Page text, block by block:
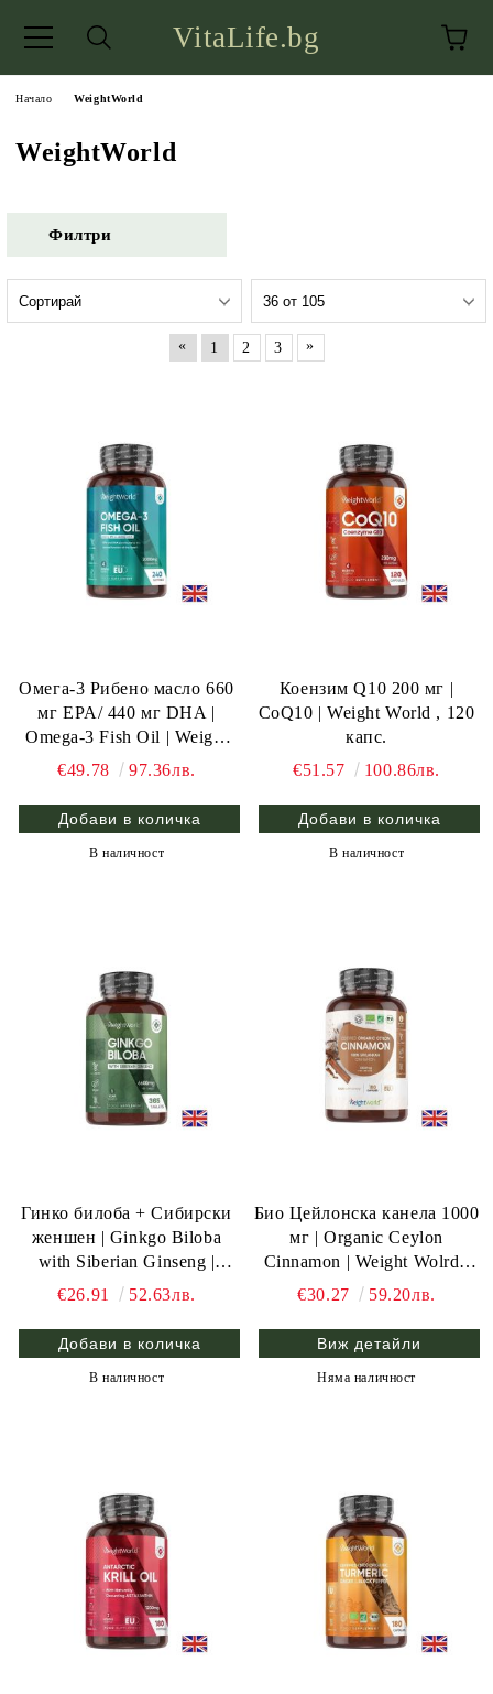
VitaLife.bg
Начало WeightWorld
WeightWorld
Филтри
« 1 2 3 »
Омега-3 Рибено масло 660
мг EPA/ 440 мг DHA |
Omega-3 Fish Oil | Weight
World , 240 капс.
€49.78 97.36лв.
В наличност
Коензим Q10 200 мг |
CoQ10 | Weight World , 120
капс.
€51.57
100.86лв.
В наличност
Гинко билоба + Сибирски
женшен | Ginkgo Biloba
with Siberian Ginseng |
Weight World , 365 табл.
€26.91 52.63лв.
В наличност
Био Цейлонска канела 1000
мг | Organic Ceylon
Cinnamon | Weight Wolrd ,
180 капс.
€30.27 59.20лв.
Виж детайли
Няма наличност